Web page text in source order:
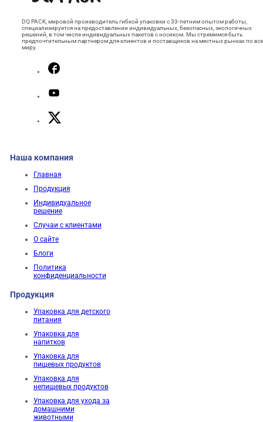
DQ PACK, мировой производитель гибкой упаковки с 33-летним опытом работы,
специализируется на предоставлении индивидуальных, безопасных, экологичных
решений, в том числе индивидуальных пакетов с носиком. Мы стремимся быть
предпочтительным партнером для клиентов и поставщиков на местных рынках по
миру.
Наша компания
Главная
Продукция
Индивидуальное
решение
Случаи с клиентами
О сайте
Блоги
Политика
конфиденциальности
Продукция
Упаковка для детского
питания
Упаковка для
напитков
Упаковка для
пищевых продуктов
Упаковка для
непищевых продуктов
Упаковка для ухода за
домашними
животными